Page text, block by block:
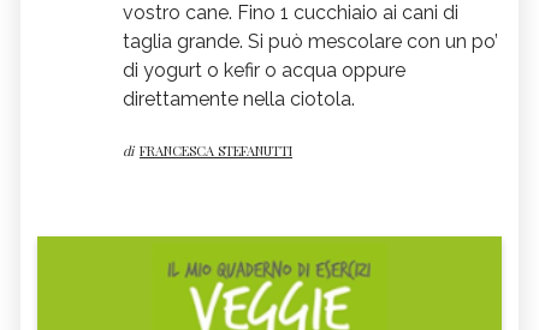
vostro cane. Fino 1 cucchiaio ai cani di
taglia grande. Si può mescolare con un po’
di yogurt o kefir o acqua oppure
direttamente nella ciotola.
di FRANCESCA STEFANUTTI